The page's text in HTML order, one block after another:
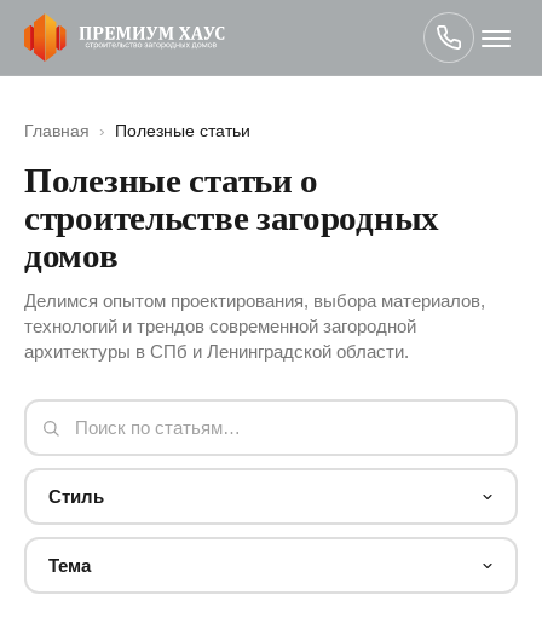
Главная › Полезные статьи
Полезные статьи о
строительстве загородных
домов
Делимся опытом проектирования, выбора материалов,
технологий и трендов современной загородной
архитектуры в СПб и Ленинградской области.
Стиль
Тема